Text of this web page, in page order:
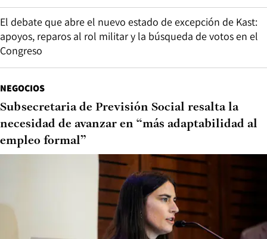
El debate que abre el nuevo estado de excepción de Kast:
apoyos, reparos al rol militar y la búsqueda de votos en el
Congreso
NEGOCIOS
Subsecretaria de Previsión Social resalta la
necesidad de avanzar en “más adaptabilidad al
empleo formal”